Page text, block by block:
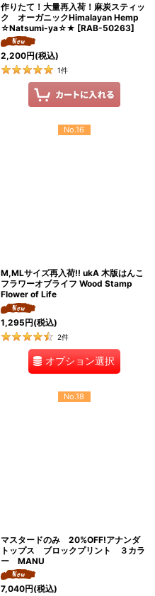
作りたて！大量再入荷！麻炭スティッ
ク オーガニックHimalayan Hemp
☆Natsumi-ya☆★ [RAB-50263]
2,200円(税込)
1件
No.16
M,MLサイズ再入荷!! ukA 木版はんこ
フラワーオブライフ Wood Stamp
Flower of Life
1,295円(税込)
2件
オプション選択
No.18
マスタードのみ 20%OFF!アナンダ
トップス ブロックプリント ３カラ
ー MANU
7,040円(税込)